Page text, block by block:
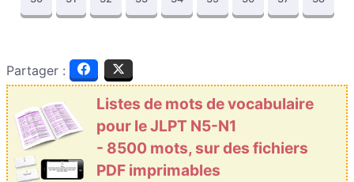
Partager :
Listes de mots de vocabulaire
pour le JLPT N5-N1
- 8500 mots, sur des fichiers
PDF imprimables